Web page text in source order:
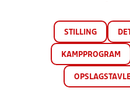
STILLING
KAMPPROGRAM